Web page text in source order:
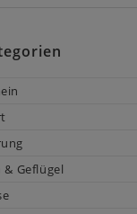
& Geflügel